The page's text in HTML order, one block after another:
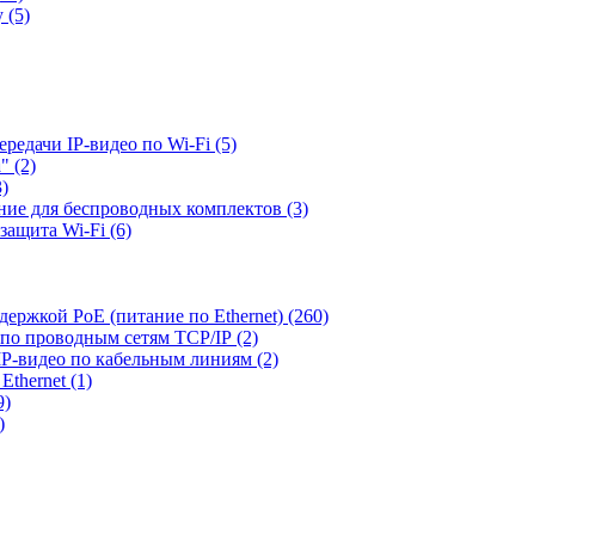
(5)
IP-видео по Wi-Fi (5)
(2)
для беспроводных комплектов (3)
Wi-Fi (6)
PoE (питание по Ethernet) (260)
проводным сетям TCP/IP (2)
видео по кабельным линиям (2)
(1)